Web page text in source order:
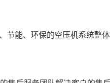
能、环保的空压机系统整体